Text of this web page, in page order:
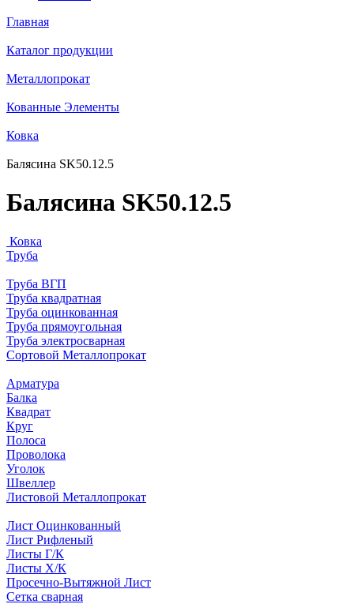
Главная
Каталог продукции
Металлопрокат
Кованные Элементы
Ковка
Балясина SK50.12.5
Балясина SK50.12.5
Ковка
Труба
Труба ВГП
Труба квадратная
Труба оцинкованная
Труба прямоугольная
Труба электросварная
Сортовой Металлопрокат
Арматура
Балка
Квадрат
Круг
Полоса
Проволока
Уголок
Швеллер
Листовой Металлопрокат
Лист Оцинкованный
Лист Рифленый
Листы Г/К
Листы Х/К
Просечно-Вытяжной Лист
Сетка сварная